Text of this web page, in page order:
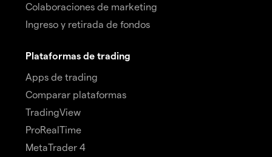
Colaboraciones de marketing
Ingreso y retirada de fondos
Plataformas de trading
Apps de trading
Comparar plataformas
TradingView
ProRealTime
MetaTrader 4